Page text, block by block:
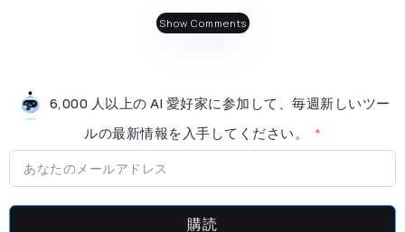
Show Comments
6,000 人以上の AI 愛好家に参加して、毎週新しいツー
ルの最新情​​報を入手してください。
購読